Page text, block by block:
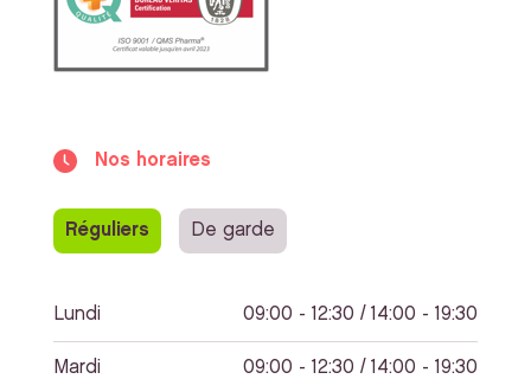
Nos horaires
Réguliers De garde
Lundi 09:00 - 12:30 / 14:00 - 19:30
Mardi 09:00 - 12:30 / 14:00 - 19:30